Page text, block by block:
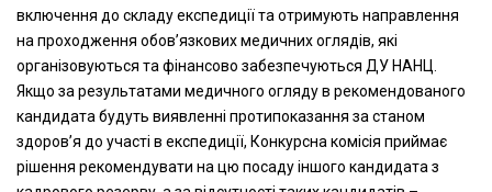
включення до складу експедиції та отримують направлення
на проходження обов’язкових медичних оглядів, які
організовуються та фінансово забезпечуються ДУ НАНЦ.
Якщо за результатами медичного огляду в рекомендованого
кандидата будуть виявленні протипоказання за станом
здоров’я до участі в експедиції, Конкурсна комісія приймає
рішення рекомендувати на цю посаду іншого кандидата з